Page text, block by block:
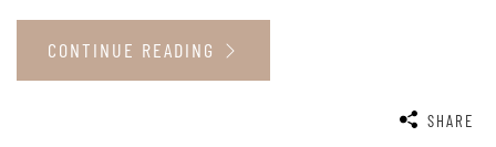
CONTINUE READING
SHARE